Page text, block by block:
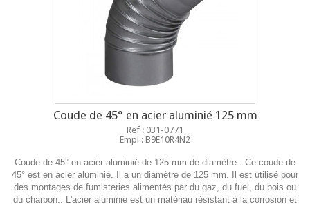
Coude de 45° en acier aluminié 125 mm
Ref : 031-0771
Empl : B9E10R4N2
Coude de 45° en acier aluminié de 125 mm de diamètre . Ce coude de
45° est en acier aluminié. Il a un diamètre de 125 mm. Il est utilisé pour
des montages de fumisteries alimentés par du gaz, du fuel, du bois ou
du charbon.. L'acier aluminié est un matériau résistant à la corrosion et